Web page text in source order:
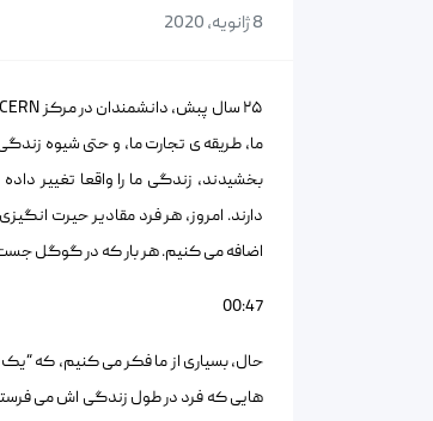
8 ژانویه, 2020
ما، طریقه ی تجارت ما، و حتی شیوه
بخشیدند، زندگی ما را واقعا تغییر داده
دارند. امروز، هر فرد مقادیر حیرت
اضافه می کنیم. هر بار که در گوگل جست
00:47
حال، بسیاری از ما فکر می کنیم، که “یک
هایی که فرد در طول زندگی اش می فرستد